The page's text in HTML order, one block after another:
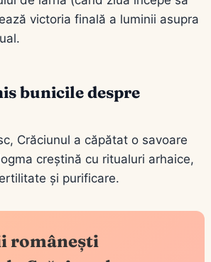
victoria finală a luminii asupra
bunicile despre
Crăciunul a căpătat o savoare
creștină cu ritualuri arhaice,
și purificare.
românești